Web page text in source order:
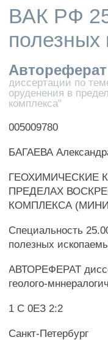
ВАК РФ
полезных
Автореферат
диссертации по
оруденения в
комплекса"
005009780
БАГАЕВА
ГЕОХИМИЧЕСКИЕ
ПРЕДЕЛАХ
КОМПЛЕКСА
Специальность
полезных
АВТОРЕФЕРАТ
геолого-
1 С 0ЕЗ 2:2
Санкт-Петербург